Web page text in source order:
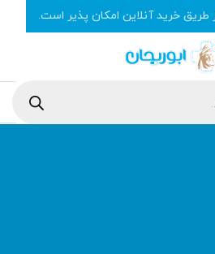
طریق خرید آنلاین امکان پذیر است.